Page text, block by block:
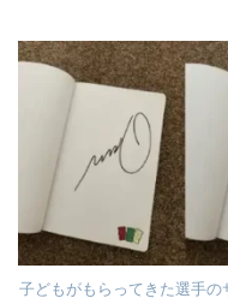
子どもがもらってきた選手